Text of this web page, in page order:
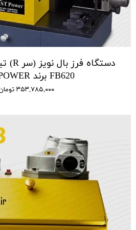
FB620 برند AST-POWER
۳۵۳,۷۸۵,۰۰۰ تومان